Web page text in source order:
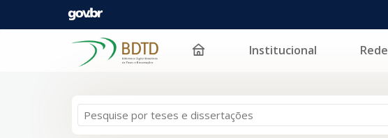
161 - 180resultados de 4.477 para a busca 'FIGUEIREDO, A.
Pular para o conteúdo Institucional Rede